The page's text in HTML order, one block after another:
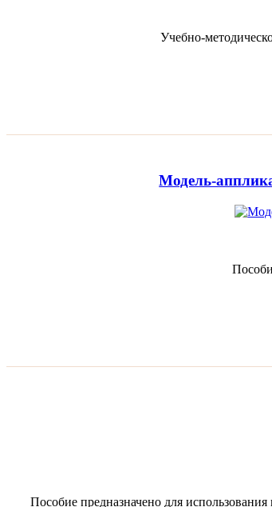
Учебно-
Модель-
Пособие предназначено для